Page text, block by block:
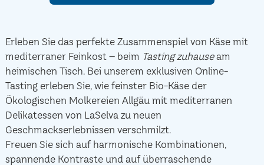
Erleben Sie das perfekte Zusammenspiel von Käse mit
mediterraner Feinkost – beim Tasting zuhauseam
heimischen Tisch. Bei unserem exklusiven Online-
Tasting erleben Sie, wie feinster Bio-Käse der
Ökologischen Molkereien Allgäu mit mediterranen
Delikatessen von LaSelva zu neuen
Geschmackserlebnissen verschmilzt.
Freuen Sie sich auf harmonische Kombinationen,
spannende Kontraste und auf überraschende